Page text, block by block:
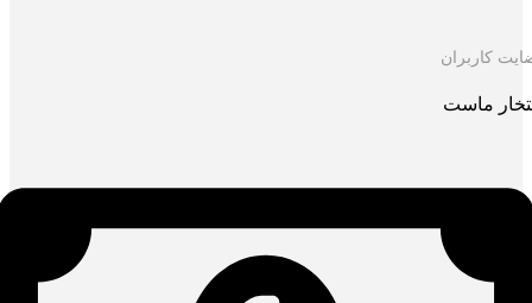
کاربران
ماست